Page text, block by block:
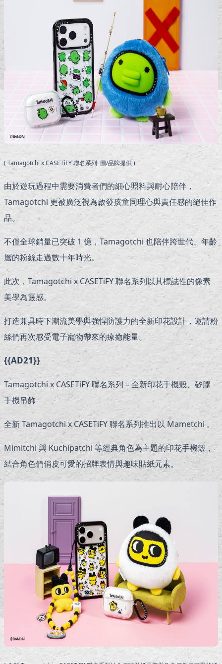
( Tamagotchi x CASETiFY 聯名系列 圖/品牌提供 )
由於遊玩過程中需要消費者們的細心照料與耐心陪伴，
Tamagotchi 更被廣泛視為啟發孩童同理心與責任感的絕佳作
品。
不僅全球銷量已突破 1 億，Tamagotchi 也陪伴跨世代、年齡
層的粉絲走過數十年時光。
此次，Tamagotchi x CASETiFY 聯名系列以其標誌性的像素
美學為靈感。
打造兼具時下潮流美學與強悍防護力的全新印花設計，邀請粉
絲們再次感受電子寵物帶來的療癒能量。
{{AD21}}
Tamagotchi x CASETiFY 聯名系列 – 全新印花手機殼、矽膠
手機吊飾
全新 Tamagotchi x CASETiFY 聯名系列推出以 Mametchi 。
Mimitchi 與 Kuchipatchi 等經典角色為主題的印花手機殼，
結合角色們俏皮可愛的招牌表情與趣味貼紙元素。